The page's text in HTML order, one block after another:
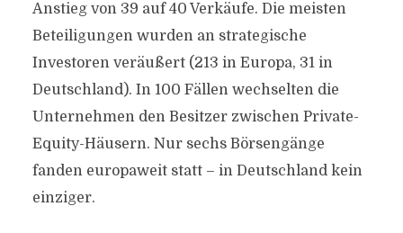
Anstieg von 39 auf 40 Verkäufe. Die meisten
Beteiligungen wurden an strategische
Investoren veräußert (213 in Europa, 31 in
Deutschland). In 100 Fällen wechselten die
Unternehmen den Besitzer zwischen Private-
Equity-Häusern. Nur sechs Börsengänge
fanden europaweit statt – in Deutschland kein
einziger.